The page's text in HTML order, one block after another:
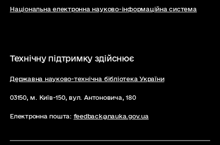
Національна електронна науково-інформаційна система
Технічну підтримку здійснює
Державна науково-технічна бібліотека України
03150, м. Київ-150, вул. Антоновича, 180
Електронна пошта: feedback@nauka.gov.ua